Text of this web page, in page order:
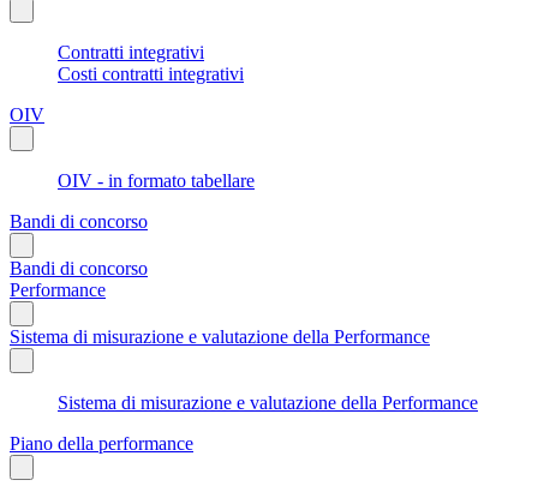
Contratti integrativi
Costi contratti integrativi
OIV
OIV - in formato tabellare
Bandi di concorso
Bandi di concorso
Performance
Sistema di misurazione e valutazione della Performance
Sistema di misurazione e valutazione della Performance
Piano della performance